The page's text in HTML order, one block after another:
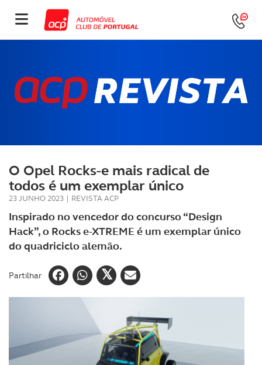
O Opel Rocks-e mais radical de
todos é um exemplar único
23 JUNHO 2023 | REVISTA ACP
Inspirado no vencedor do concurso “Design
Hack”, o Rocks e-XTREME é um exemplar único
do quadriciclo alemão.
Partilhar